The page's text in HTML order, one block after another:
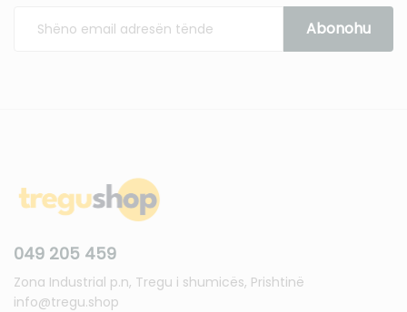
049 205 459
Zona Industrial p.n, Tregu i shumicës, Prishtinë
info@tregu.shop